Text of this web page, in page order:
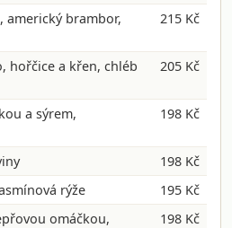
americký brambor,
215 Kč
hořčice a křen, chléb
205 Kč
a sýrem,
198 Kč
198 Kč
rýže
195 Kč
omáčkou,
198 Kč